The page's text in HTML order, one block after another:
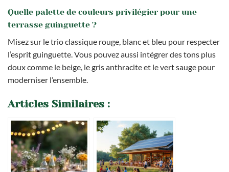
Quelle palette de couleurs privilégier pour une
terrasse guinguette ?
Misez sur le trio classique rouge, blanc et bleu pour respecter
l’esprit guinguette. Vous pouvez aussi intégrer des tons plus
doux comme le beige, le gris anthracite et le vert sauge pour
moderniser l’ensemble.
Articles Similaires :